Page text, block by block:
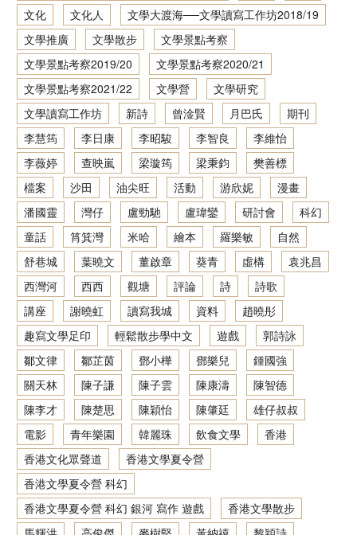
文化
文化人
文學大渡海──文學讀寫工作坊2018/19
文學推廣
文學散步
文學景點考察
文學景點考察2019/20
文學景點考察2020/21
文學景點考察2021/22
文學營
文學研究
文學讀寫工作坊
新詩 曾淦賢 月巴氏
期刊
李慧筠
李日康 李昭駿 李智良
李維怡
李薇婷
查映嵐 梁璇筠 梁秉鈞
樊善標
檔案
沙田 油尖旺 活動 游欣妮
漫畫
潘國靈
灣仔 盧勁馳 盧瑋鑾 研討會
科幻
童話
筲箕灣 米哈 繪本 羅樂敏
自然
舒巷城
葉曉文 董啟章 葵青 虛構
袁兆昌
西灣河
西西 觀塘 評論 詩
詩歌
講座
謝曉虹 讀寫我城 資料
趙曉彤
趣寫文學足印
輕鬆散步學中文 遊戲
郭詩詠
鄒文律
鄒芷茵 鄧小樺 鄧樂兒
鍾國強
關天林
陳子謙 陳子雲 陳康濤
陳智德
陳李才
陳楚思 陳穎怡 陳肇廷
雄仔叔叔
電影
青年樂園 韓麗珠 飲食文學
香港
香港文化眾聲道
香港文學夏令營
香港文學夏令營 科幻
香港文學夏令營 科幻 銀河 寫作 遊戲
香港文學散步